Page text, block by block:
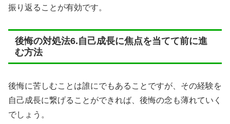
振り返ることが有効です。
後悔の対処法6.自己成長に焦点を当てて前に進
む方法
後悔に苦しむことは誰にでもあることですが、その経験を
自己成長に繋げることができれば、後悔の念も薄れていく
でしょう。